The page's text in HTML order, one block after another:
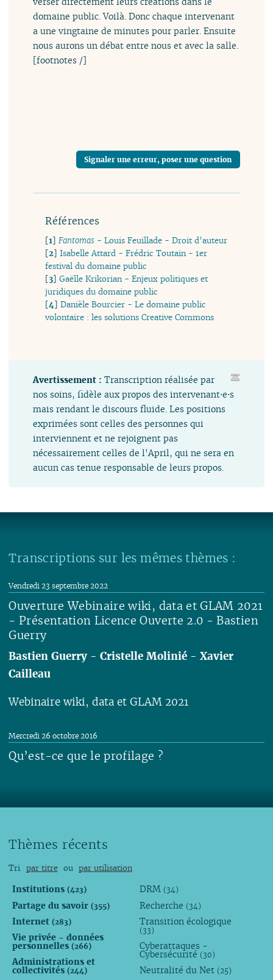
domaine public. Voilà. Donc chaque intervenant
a une vingtaine de minutes pour parler. Ensuite
nous aurons un débat entre nous et avec la salle.
[footnotes /]
Signaler une erreur, poser une question
Références
[1]Fantomas - Louis Feuillade - Droit d’auteur
[2]Isabelle Attard - Frédric Toutain - 1er
festival du domaine public
[3]Gaëlle Krikorian - Enjeux politiques et
juridiques du domaine public
[4]Danièle Bourcier - Le domaine public
volontaire : les solutions Creative Commons
Avertissement :Transcription réalisée par
nos soins, fidèle aux propos des intervenant⋅e⋅s
mais rendant le discours fluide. Les positions
exprimées sont celles des personnes qui
interviennent et ne rejoignent pas
nécessairement celles de l'April, qui ne sera en
aucun cas tenue responsable de leurs propos.
Transcriptions sur les mêmes thèmes :
Ouverture Webinaire wiki, data et GLAM 2021
- Présentation Licence Ouverte 2.0 - Bastien
Guerry
Vendredi 23 septembre 2022
Bastien Guerry -Cristelle Molinié -Xavier
Cailleau
Webinaire wiki, data et GLAM 2021
Lire
Qu’est-ce que le profilage ?
Mercredi 26 octobre 2016
Thèmes récents
Tri par titre ou par utilisation
Institutions (423)
Partage du savoir (355)
Internet (283)
Vie privée - données
personnelles (266)
Administrations et
collectivités (244)
DRM (34)
Recherche (34)
Transition écologique
(33)
Cyberattaques -
Cybersécurité (30)
Neutralité du Net (25)